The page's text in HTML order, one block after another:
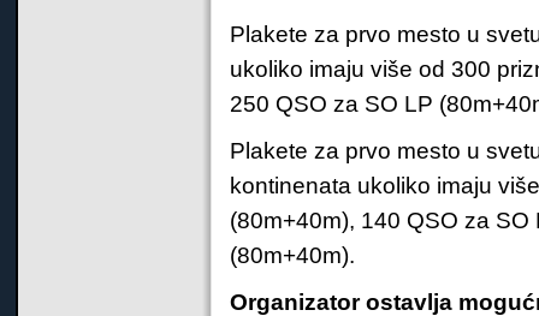
Plakete za prvo mesto u
ukoliko imaju više od 300
250 QSO za SO LP
Plakete za prvo mesto u
kontinenata ukoliko imaju
(80m+40m), 140 QSO za
(80m+40m).
Organizator ostavlja